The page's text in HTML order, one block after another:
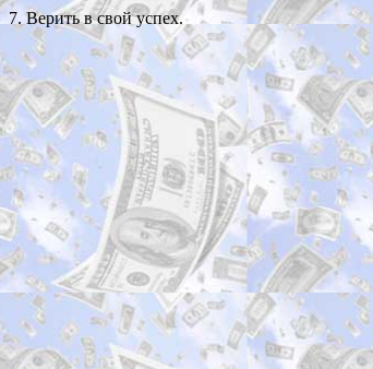
7. Верить в свой успех.